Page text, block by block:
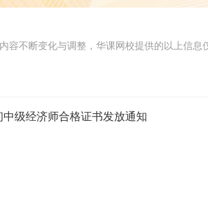
容不断变化与调整，华课网校提供的以上信
中级经济师合格证书发放通知